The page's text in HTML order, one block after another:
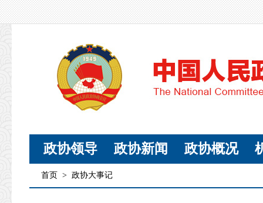
政协领导 政协新闻 政协概况
首页 > 政协大事记